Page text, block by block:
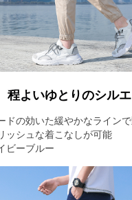
程よいゆとりのシル
ドの効いた緩やかなラインで
ッシュな着こなしが可能
ビーブルー